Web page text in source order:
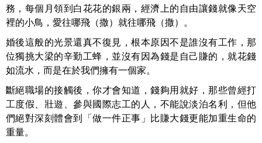
務，每個月領到白花花的銀兩，經濟上的自由讓錢就像天空
裡的小鳥，愛往哪飛（撒）就往哪飛（撒）。
婚後這般的光景還真不復見，根本原因不是誰沒有工作，那
位獨挑大梁的辛勤工蜂，並沒有因為錢是自己賺的，就花錢
如流水，而是在於我們擁有一個家。
斷絕職場的接觸後，你才會知道，錢夠用就好，那些曾經打
工度假、壯遊、參與國際志工的人，不能說淡泊名利，但他
們絕對深刻體會到「做一件正事」比賺大錢更能加重生命的
重量。